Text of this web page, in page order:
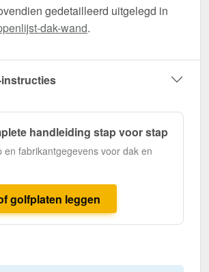
gedetailleerd uitgelegd in
dak-wand.
handleiding stap voor stap
en fabrikantgegevens voor dak en
golfplaten leggen